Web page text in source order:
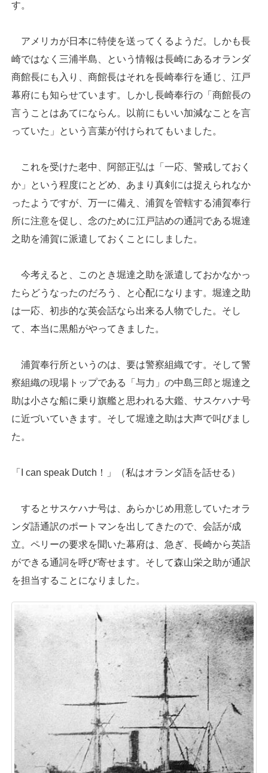
す。
アメリカが日本に特使を送ってくるようだ。しかも長
崎ではなく三浦半島、という情報は長崎にあるオランダ
商館長にも入り、商館長はそれを長崎奉行を通じ、江戸
幕府にも知らせています。しかし長崎奉行の「商館長の
言うことはあてにならん。以前にもいい加減なことを言
っていた」という言葉が付けられてもいました。
これを受けた老中、阿部正弘は「一応、警戒しておく
か」という程度にとどめ、あまり真剣には捉えられなか
ったようですが、万一に備え、浦賀を管轄する浦賀奉行
所に注意を促し、念のために江戸詰めの通詞である堀達
之助を浦賀に派遣しておくことにしました。
今考えると、このとき堀達之助を派遣しておかなかっ
たらどうなったのだろう、と心配になります。堀達之助
は一応、初歩的な英会話なら出来る人物でした。そし
て、本当に黒船がやってきました。
浦賀奉行所というのは、要は警察組織です。そして警
察組織の現場トップである「与力」の中島三郎と堀達之
助は小さな船に乗り旗艦と思われる大鑑、サスケハナ号
に近づいていきます。そして堀達之助は大声で叫びまし
た。
「I can speak Dutch！」（私はオランダ語を話せる）
するとサスケハナ号は、あらかじめ用意していたオラ
ンダ語通訳のポートマンを出してきたので、会話が成
立。ペリーの要求を聞いた幕府は、急ぎ、長崎から英語
ができる通詞を呼び寄せます。そして森山栄之助が通訳
を担当することになりました。